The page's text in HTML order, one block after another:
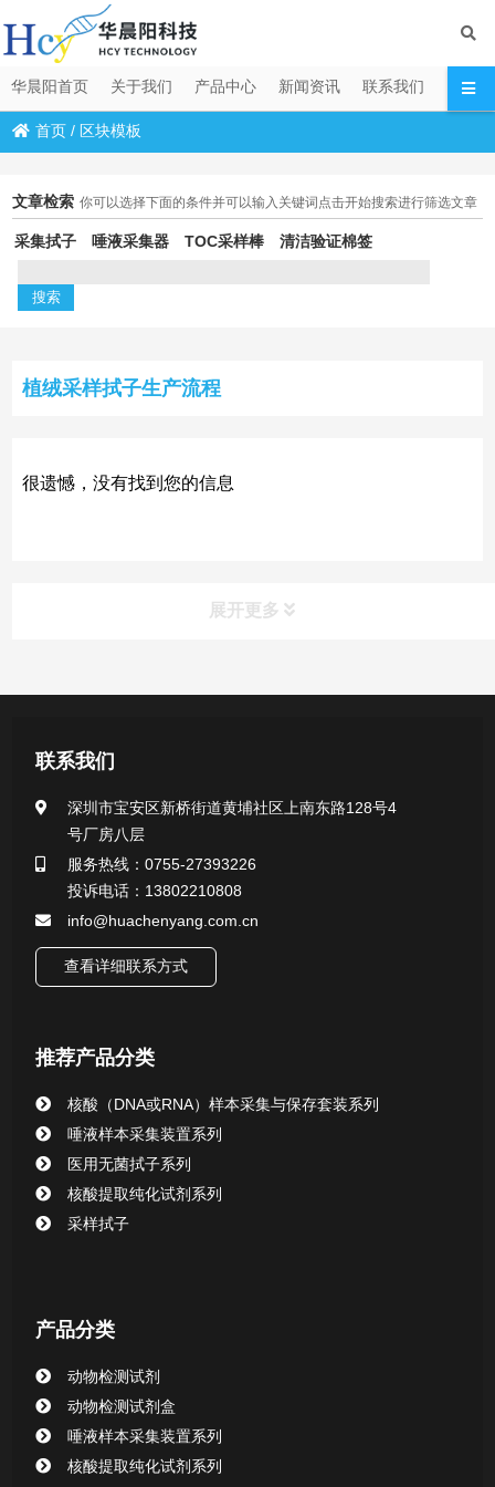
华晨阳首页 关于我们 产品中心 新闻资讯 联系我们
首页 / 区块模板
文章检索 你可以选择下面的条件并可以输入关键词点击开始搜索进行筛选文章
采集拭子 唾液采集器 TOC采样棒 清洁验证棉签
植绒采样拭子生产流程
很遗憾，没有找到您的信息
展开更多
产品中心
医用无菌采样拭子系列
一次性使用采样器系列
微生物样本保存液（通用运输传媒介质）系列
核酸（DNA&RNA）样本采集与保存套装系列
唾液样本采集装置系列
清洁验证棉签系列
动物检测试剂
联系我们
深圳市宝安区新桥街道黄埔社区上南东路128号4
号厂房八层
服务热线：0755-27393226
投诉电话：13802210808
info@huachenyang.com.cn
查看详细联系方式
推荐产品分类
核酸（DNA或RNA）样本采集与保存套装系列
唾液样本采集装置系列
医用无菌拭子系列
核酸提取纯化试剂系列
采样拭子
产品分类
动物检测试剂
动物检测试剂盒
唾液样本采集装置系列
核酸提取纯化试剂系列